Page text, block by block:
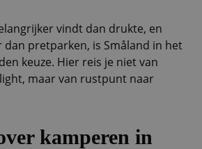
vindt dan drukte, en
pretparken, is Småland in het
keuze. Hier reis je niet van
maar van rustpunt naar
kamperen in